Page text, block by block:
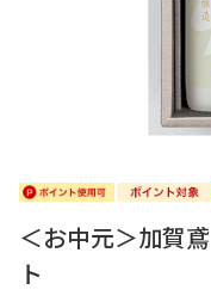
＜お中元＞加賀
ト